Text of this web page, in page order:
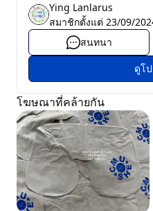
Ying Lanlarus
สมาชิกตั้งแต่ 23/09/
สนทนา
ดูโ
โฆษณาที่คล้ายกัน